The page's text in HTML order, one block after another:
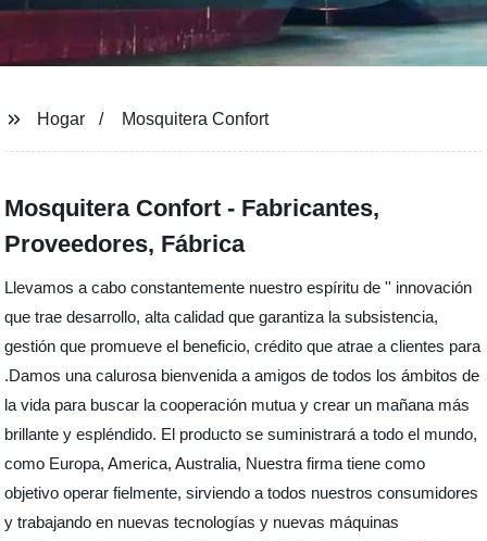
Hogar Mosquitera Confort
Mosquitera Confort - Fabricantes,
Proveedores, Fábrica
Llevamos a cabo constantemente nuestro espíritu de '' innovación
que trae desarrollo, alta calidad que garantiza la subsistencia,
gestión que promueve el beneficio, crédito que atrae a clientes para
.Damos una calurosa bienvenida a amigos de todos los ámbitos de
la vida para buscar la cooperación mutua y crear un mañana más
brillante y espléndido. El producto se suministrará a todo el mundo,
como Europa, America, Australia, Nuestra firma tiene como
objetivo operar fielmente, sirviendo a todos nuestros consumidores
y trabajando en nuevas tecnologías y nuevas máquinas